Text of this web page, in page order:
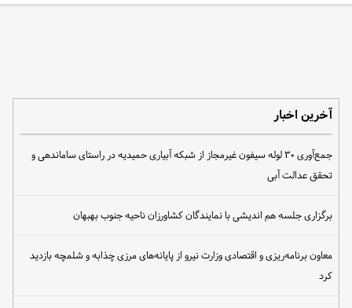
آخرین اخبار
جمع‌آوری ۳۰ لوله سیفون غیرمجاز از شبکه آبیاری حمیدیه در راستای ساماندهی و
تحقق عدالت آبی
برگزاری جلسه هم اندیشی با نمایندگان کشاورزان ناحیه جنوب بهبهان
معاون برنامه‌ریزی و اقتصادی وزارت نیرو از پایانه‌های مرزی چذابه و شلمچه بازدید
کرد